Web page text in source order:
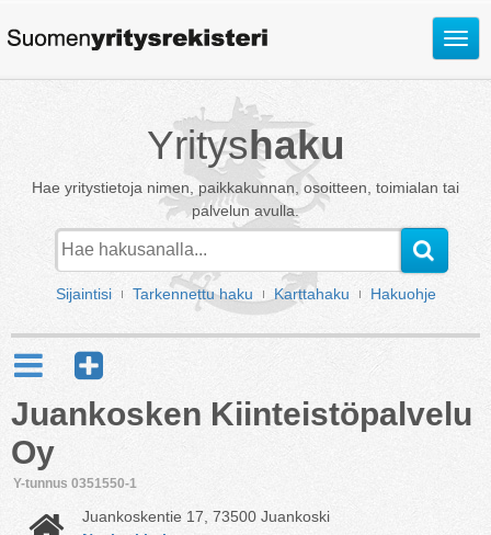
Avaa
Yrityshaku
Hae yritystietoja nimen, paikkakunnan, osoitteen, toimialan tai
palvelun avulla.
Sijaintisi Tarkennettu haku Karttahaku Hakuohje
Juankosken Kiinteistöpalvelu
Oy
Y-tunnus 0351550-1
Juankoskentie 17, 73500 Juankoski